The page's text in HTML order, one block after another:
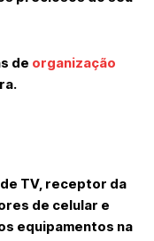
de organização
TV, receptor da
de celular e
equipamentos na